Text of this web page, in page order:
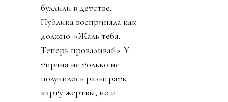
буллили в детстве.
Публика восприняла как
должно. «Жаль тебя.
Теперь проваливай». У
тирана не только не
получилось разыграть
карту жертвы, но и